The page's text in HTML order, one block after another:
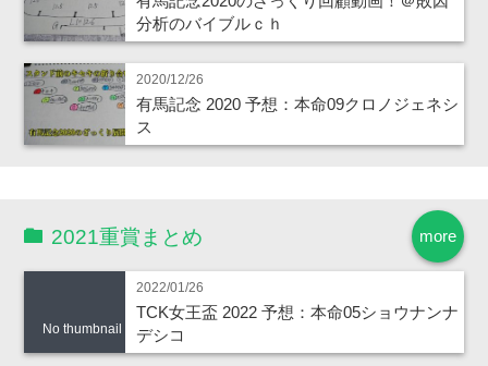
分析のバイブルｃｈ
2020/12/26
有馬記念 2020 予想：本命09クロノジェネシ
ス
more
2021重賞まとめ
No thumbnail
2022/01/26
TCK女王盃 2022 予想：本命05ショウナンナ
デシコ